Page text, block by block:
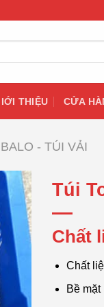
THIỆU CỬA
BALO - TÚI VẢI
Túi
Chất
Chất
Bề